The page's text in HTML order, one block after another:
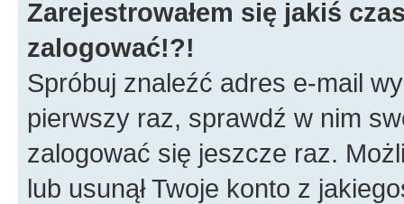
Zarejestrowałem się jakiś
zalogować!?!
Spróbuj znaleźć adres e-mail
pierwszy raz, sprawdź w nim
zalogować się jeszcze raz.
lub usunął Twoje konto z